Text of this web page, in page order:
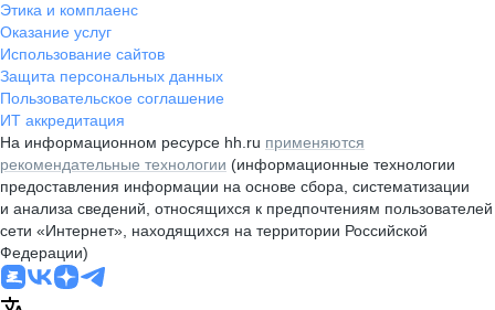
Этика и комплаенс
Оказание услуг
Использование сайтов
Защита персональных данных
Пользовательское соглашение
ИТ аккредитация
На информационном ресурсе hh.ru применяются
рекомендательные технологии (информационные технологии
предоставления информации на основе сбора, систематизации
и анализа сведений, относящихся к предпочтениям пользователей
сети «Интернет», находящихся на территории Российской
Федерации)